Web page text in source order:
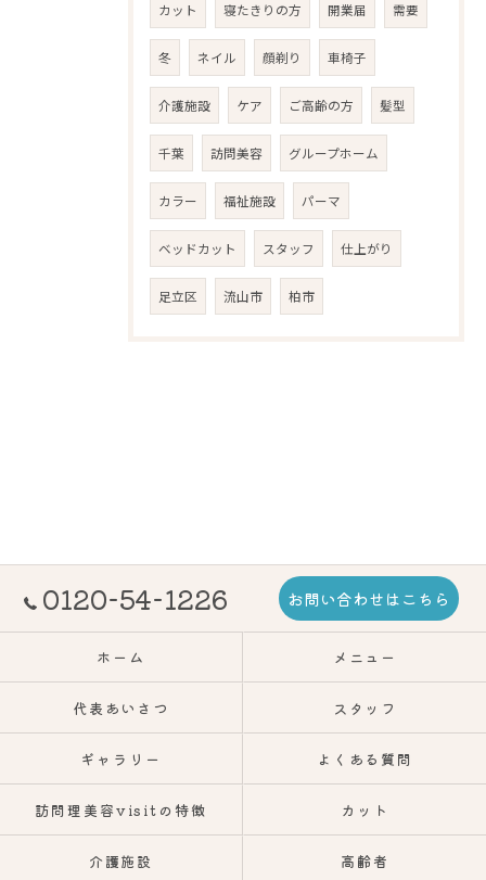
カット 寝たきりの方 開業届 需要
冬 ネイル 顔剃り 車椅子
介護施設 ケア ご高齢の方 髪型
千葉 訪問美容 グループホーム
カラー 福祉施設 パーマ
ベッドカット スタッフ 仕上がり
足立区 流山市 柏市
0120-54-1226 お問い合わせはこちら
ホーム メニュー
代表あいさつ スタッフ
ギャラリー よくある質問
訪問理美容visitの特徴 カット
介護施設 高齢者